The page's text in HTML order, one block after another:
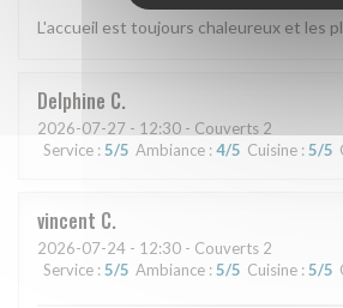
L'accueil est toujours chaleureux et les
Delphine C
2026-07-27 - 12:30 - Couverts 2
Service : 5/5 Ambiance : 4/5 Cuisine : 5/5
vincent C
2026-07-24 - 12:30 - Couverts 2
Service : 5/5 Ambiance : 5/5 Cuisine : 5/5